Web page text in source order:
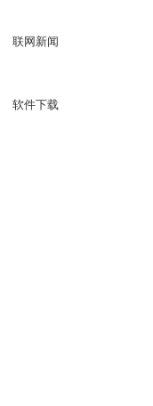
联网新闻
软件下载